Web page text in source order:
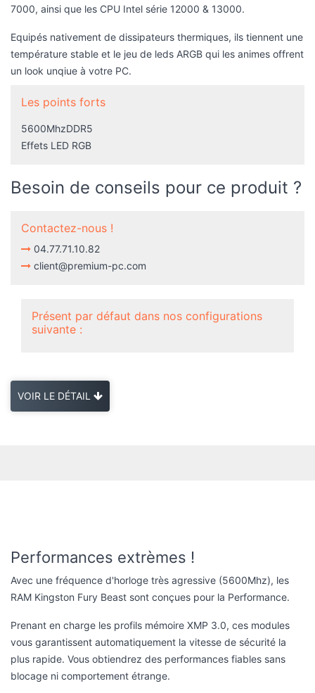
7000, ainsi que les CPU Intel série 12000 & 13000.
Equipés nativement de dissipateurs thermiques, ils tiennent une
température stable et le jeu de leds ARGB qui les animes offrent
un look unqiue à votre PC.
Les points forts
5600MhzDDR5
Effets LED RGB
Besoin de conseils pour ce produit ?
Contactez-nous !
04.77.71.10.82
client@premium-pc.com
Présent par défaut dans nos configurations
suivante :
VOIR LE DÉTAIL
Performances extrèmes !
Avec une fréquence d'horloge très agressive (5600Mhz), les
RAM Kingston Fury Beast sont conçues pour la Performance.
Prenant en charge les profils mémoire XMP 3.0, ces modules
vous garantissent automatiquement la vitesse de sécurité la
plus rapide. Vous obtiendrez des performances fiables sans
blocage ni comportement étrange.